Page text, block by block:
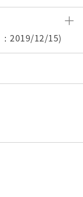
獨立長條紙，乃學
輕巧，但試律詩寫
空白，第二折為封
即為所謂的八股
2019/12/15)